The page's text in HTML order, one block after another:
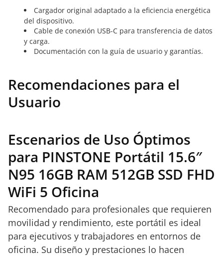
Cargador original adaptado a la eficiencia energética
del dispositivo.
Cable de conexión USB-C para transferencia de datos
y carga.
Documentación con la guía de usuario y garantías.
Recomendaciones para el
Usuario
Escenarios de Uso Óptimos
para PINSTONE Portátil 15.6″
N95 16GB RAM 512GB SSD FHD
WiFi 5 Oficina
Recomendado para profesionales que requieren
movilidad y rendimiento, este portátil es ideal
para ejecutivos y trabajadores en entornos de
oficina. Su diseño y prestaciones lo hacen